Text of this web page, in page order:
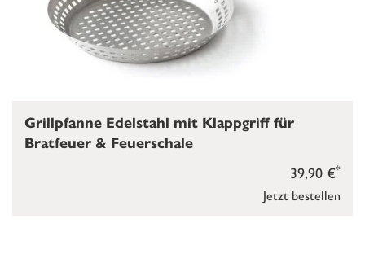
Jetzt bestellen
39,90 €*
Grillpfanne Edelstahl mit Klappgriff für
Bratfeuer & Feuerschale